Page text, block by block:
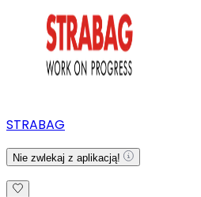
STRABAG
Nie zwlekaj z aplikacją!